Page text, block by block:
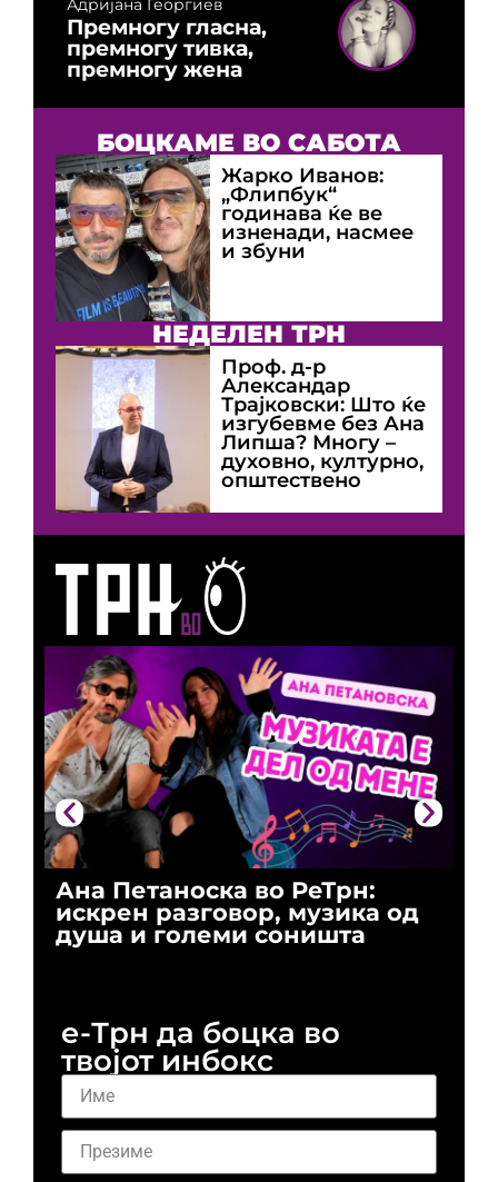
Ана Петаноска во РеТрн:
искрен разговор, музика од
душа и големи соништа
Адријана Георгиев
Премногу гласна,
премногу тивка,
премногу жена
БОЦКАМЕ ВО САБОТА
Жарко Иванов:
„Флипбук“
годинава ќе ве
изненади, насмее
и збуни
НЕДЕЛЕН ТРН
Проф. д-р
Александар
Трајковски: Што ќе
изгубевме без Ана
Липша? Многу –
духовно, културно,
општествено
е-Трн да боцка во
твојот инбокс